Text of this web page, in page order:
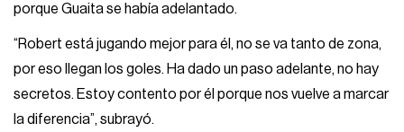
porque Guaita se había adelantado.
“Robert está jugando mejor para él, no se va tanto de zona,
por eso llegan los goles. Ha dado un paso adelante, no hay
secretos. Estoy contento por él porque nos vuelve a marcar
la diferencia”, subrayó.